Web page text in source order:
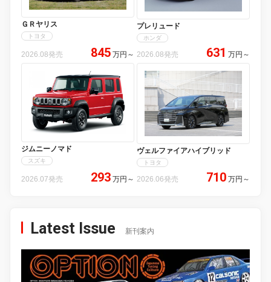
ＧＲヤリス
トヨタ
2026.08発売 845 万円 ～
プレリュード
ホンダ
2026.08発売 631 万円 ～
ジムニーノマド
スズキ
2026.07発売 293 万円 ～
ヴェルファイアハイブリッド
トヨタ
2026.06発売 710 万円 ～
Latest Issue 新刊案内